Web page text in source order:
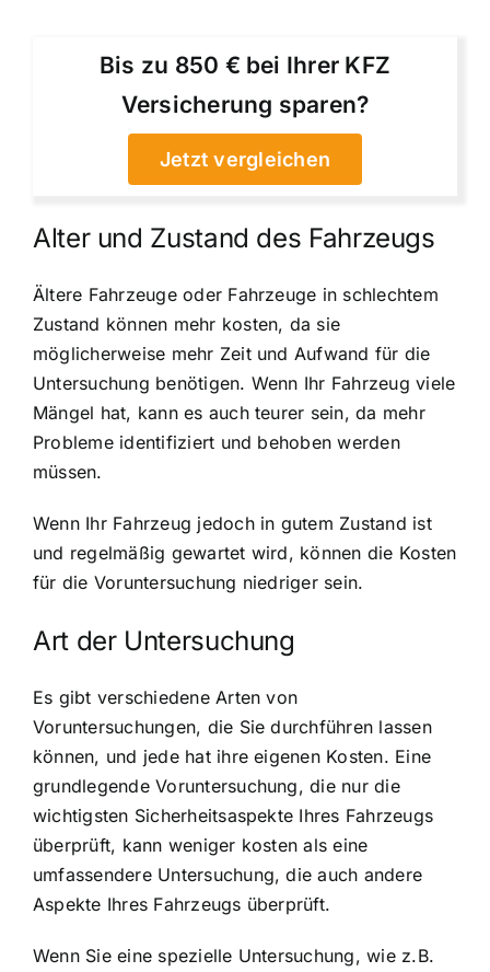
Bis zu 850 € bei Ihrer KFZ
Versicherung sparen?
Jetzt vergleichen
Alter und Zustand des Fahrzeugs
Ältere Fahrzeuge oder Fahrzeuge in schlechtem
Zustand können mehr kosten, da sie
möglicherweise mehr Zeit und Aufwand für die
Untersuchung benötigen. Wenn Ihr Fahrzeug viele
Mängel hat, kann es auch teurer sein, da mehr
Probleme identifiziert und behoben werden
müssen.
Wenn Ihr Fahrzeug jedoch in gutem Zustand ist
und regelmäßig gewartet wird, können die Kosten
für die Voruntersuchung niedriger sein.
Art der Untersuchung
Es gibt verschiedene Arten von
Voruntersuchungen, die Sie durchführen lassen
können, und jede hat ihre eigenen Kosten. Eine
grundlegende Voruntersuchung, die nur die
wichtigsten Sicherheitsaspekte Ihres Fahrzeugs
überprüft, kann weniger kosten als eine
umfassendere Untersuchung, die auch andere
Aspekte Ihres Fahrzeugs überprüft.
Wenn Sie eine spezielle Untersuchung, wie z.B.